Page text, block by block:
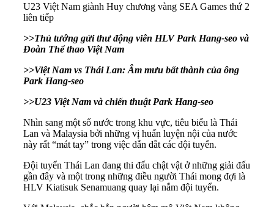
U23 Việt Nam giành Huy chương vàng SEA Games thứ 2
liên tiếp
>>Thủ tướng gửi thư động viên HLV Park Hang-seo và
Đoàn Thể thao Việt Nam
>>Việt Nam vs Thái Lan: Âm mưu bất thành của ông
Park Hang-seo
>>U23 Việt Nam và chiến thuật Park Hang-seo
Nhìn sang một số nước trong khu vực, tiêu biểu là Thái
Lan và Malaysia bởi những vị huấn luyện nội của nước
này rất “mát tay” trong việc dẫn dắt các đội tuyển.
Đội tuyển Thái Lan đang thi đấu chật vật ở những giải đấu
gần đây và một trong những điều người Thái mong đợi là
HLV Kiatisuk Senamuang quay lại nắm đội tuyển.